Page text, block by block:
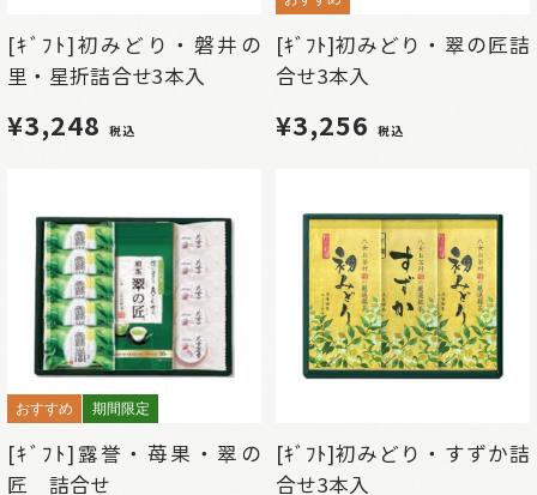
[ｷﾞﾌﾄ]初みどり・磐井の
里・星折詰合せ3本入
¥3,248 税込
[ｷﾞﾌﾄ]初みどり・翠の匠詰
合せ3本入
¥3,256 税込
おすすめ 期間限定
[ｷﾞﾌﾄ]露誉・苺果・翠の
匠 詰合せ
[ｷﾞﾌﾄ]初みどり・すずか詰
合せ3本入